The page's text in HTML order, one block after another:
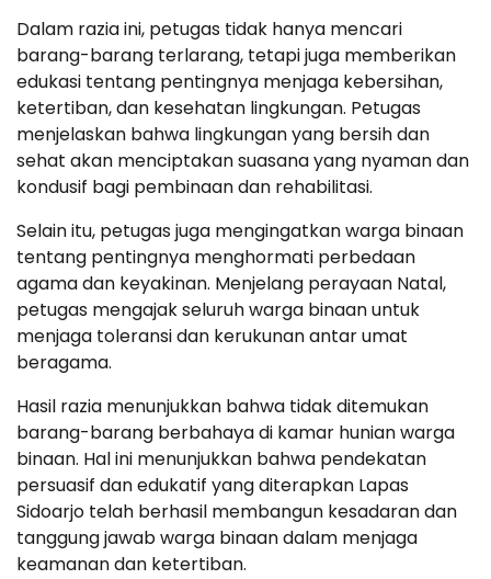
Dalam razia ini, petugas tidak hanya mencari
barang-barang terlarang, tetapi juga memberikan
edukasi tentang pentingnya menjaga kebersihan,
ketertiban, dan kesehatan lingkungan. Petugas
menjelaskan bahwa lingkungan yang bersih dan
sehat akan menciptakan suasana yang nyaman dan
kondusif bagi pembinaan dan rehabilitasi.
Selain itu, petugas juga mengingatkan warga binaan
tentang pentingnya menghormati perbedaan
agama dan keyakinan. Menjelang perayaan Natal,
petugas mengajak seluruh warga binaan untuk
menjaga toleransi dan kerukunan antar umat
beragama.
Hasil razia menunjukkan bahwa tidak ditemukan
barang-barang berbahaya di kamar hunian warga
binaan. Hal ini menunjukkan bahwa pendekatan
persuasif dan edukatif yang diterapkan Lapas
Sidoarjo telah berhasil membangun kesadaran dan
tanggung jawab warga binaan dalam menjaga
keamanan dan ketertiban.